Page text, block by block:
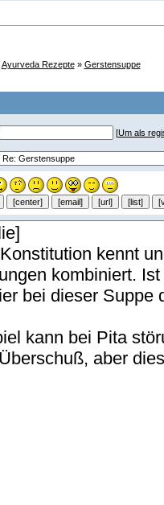
Ayurveda Rezepte» Gerstensuppe
[Um als